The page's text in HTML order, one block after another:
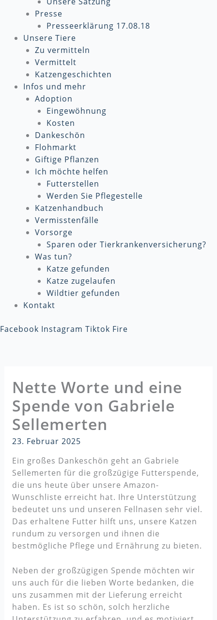
Presse
Presseerklärung 17.08.18
Unsere Tiere
Zu vermitteln
Vermittelt
Katzengeschichten
Infos und mehr
Adoption
Eingewöhnung
Kosten
Dankeschön
Flohmarkt
Giftige Pflanzen
Ich möchte helfen
Futterstellen
Werden Sie Pflegestelle
Katzenhandbuch
Vermisstenfälle
Vorsorge
Sparen oder Tierkrankenversicherung?
Was tun?
Katze gefunden
Katze zugelaufen
Wildtier gefunden
Kontakt
Facebook Instagram Tiktok Fire
Nette Worte und eine
Spende von Gabriele
Sellemerten
23. Februar 2025
Ein großes Dankeschön geht an Gabriele
Sellemerten für die großzügige Futterspende,
die uns heute über unsere Amazon-
Wunschliste erreicht hat. Ihre Unterstützung
bedeutet uns und unseren Fellnasen sehr viel.
Das erhaltene Futter hilft uns, unsere Katzen
rundum zu versorgen und ihnen die
bestmögliche Pflege und Ernährung zu bieten.
Neben der großzügigen Spende möchten wir
uns auch für die lieben Worte bedanken, die
uns zusammen mit der Lieferung erreicht
haben. Es ist so schön, solch herzliche